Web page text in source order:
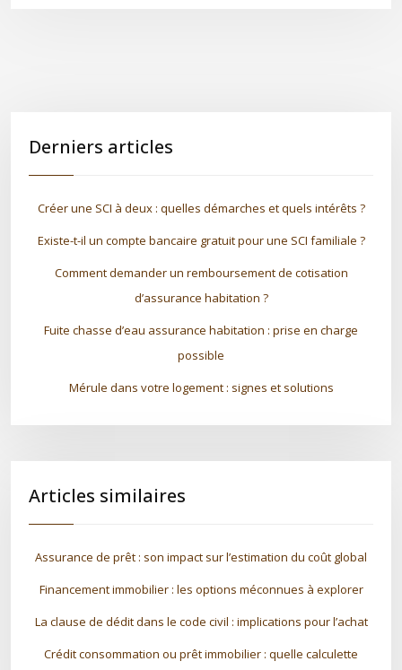
Derniers articles
Créer une SCI à deux : quelles démarches et quels intérêts ?
Existe-t-il un compte bancaire gratuit pour une SCI familiale ?
Comment demander un remboursement de cotisation
d’assurance habitation ?
Fuite chasse d’eau assurance habitation : prise en charge
possible
Mérule dans votre logement : signes et solutions
Articles similaires
Assurance de prêt : son impact sur l’estimation du coût global
Financement immobilier : les options méconnues à explorer
La clause de dédit dans le code civil : implications pour l’achat
Crédit consommation ou prêt immobilier : quelle calculette